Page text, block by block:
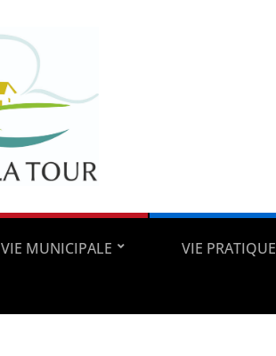
VIE MUNICIPALE VIE PRATIQUE